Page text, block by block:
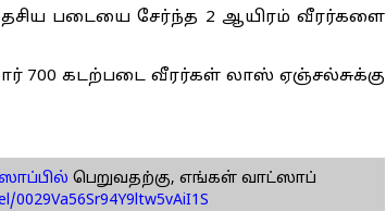
படையை சேர்ந்த 2 ஆயிரம் வீரர்களை
700 கடற்படை வீரர்கள் லாஸ் ஏஞ்சல்சுக்கு
பெறுவதற்கு, எங்கள் வாட்ஸாப்